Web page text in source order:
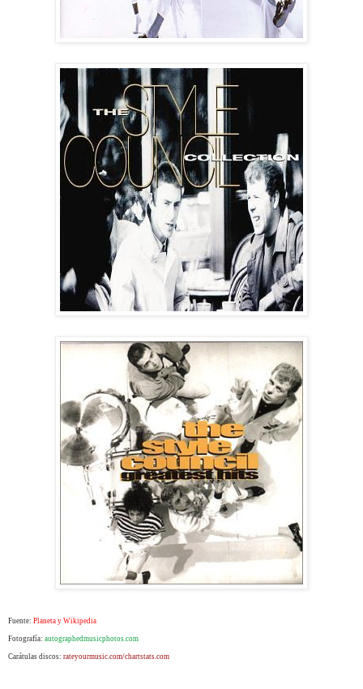
Fuente: Planeta y Wikipedia
Fotografía: autographedmusicphotos.com
Carátulas discos: rateyourmusic.com/chartstats.com